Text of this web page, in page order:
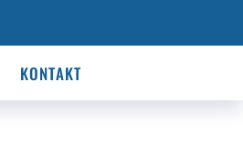
KONTAKT